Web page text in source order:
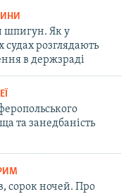
шпигун. Як у
судах розглядають
в держзраді
та занедбаність
сорок ночей. Про